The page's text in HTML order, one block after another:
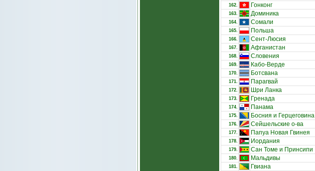
162. Гонконг
163. Доминика
164. Сомали
165. Польша
166. Сент-Люсия
167. Афганистан
168. Словения
169. Кабо-Верде
170. Ботсвана
171. Парагвай
172. Шри Ланка
173. Гренада
174. Панама
175. Босния и Герцеговина
176. Сейшельские о-ва
177. Папуа Новая Гвинея
178. Иордания
179. Сан Томе и Принсипи
180. Мальдивы
181. Гвиана